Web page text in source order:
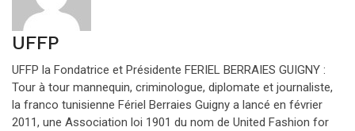
UFFP
UFFP la Fondatrice et Présidente FERIEL BERRAIES GUIGNY :
Tour à tour mannequin, criminologue, diplomate et journaliste,
la franco tunisienne Fériel Berraies Guigny a lancé en février
2011, une Association loi 1901 du nom de United Fashion for